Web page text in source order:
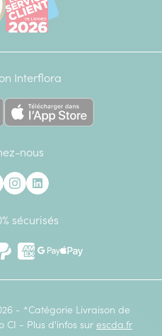
Interflora
nous
sécurisés
American Express
Google Pay
Apple Pay
- *Catégorie Livraison de
CI - Plus d'infos sur escda.fr